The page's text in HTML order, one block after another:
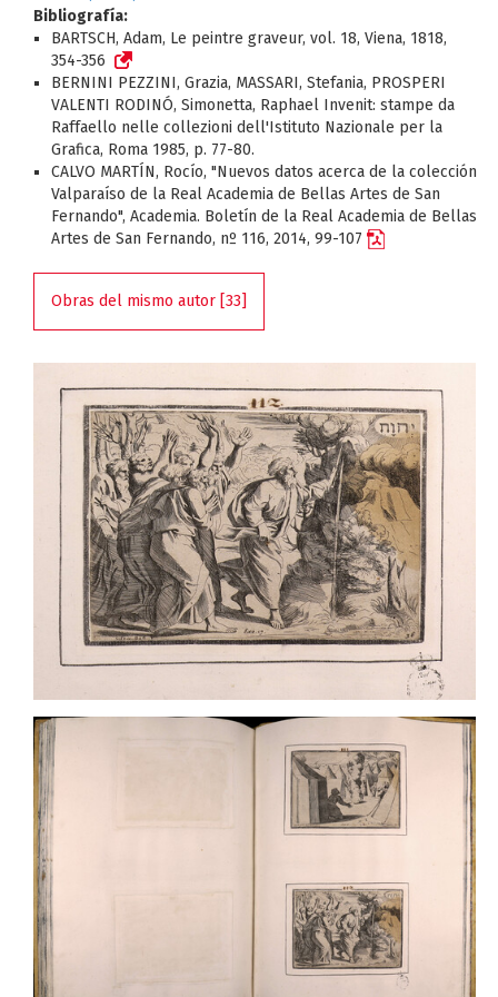
Bibliografía:
BARTSCH, Adam, Le peintre graveur, vol. 18, Viena, 1818,
354-356
BERNINI PEZZINI, Grazia, MASSARI, Stefania, PROSPERI
VALENTI RODINÓ, Simonetta, Raphael Invenit: stampe da
Raffaello nelle collezioni dell'Istituto Nazionale per la
Grafica, Roma 1985, p. 77-80.
CALVO MARTÍN, Rocío, "Nuevos datos acerca de la colección
Valparaíso de la Real Academia de Bellas Artes de San
Fernando", Academia. Boletín de la Real Academia de Bellas
Artes de San Fernando, nº 116, 2014, 99-107
Obras del mismo autor [33]